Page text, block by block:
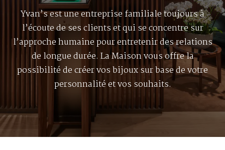
Yvan’s est une entreprise familiale toujours à
l’écoute de ses clients et qui se concentre sur
l’approche humaine pour entretenir des relations
de longue durée. La Maison vous offre la
possibilité de créer vos bijoux sur base de votre
personnalité et vos souhaits.